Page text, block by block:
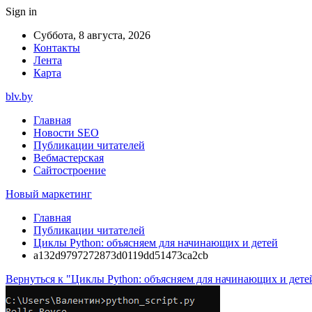
Sign in
Суббота, 8 августа, 2026
Контакты
Лента
Карта
blv.by
Главная
Новости SEO
Публикации читателей
Вебмастерская
Сайтостроение
Новый маркетинг
Главная
Публикации читателей
Циклы Python: объясняем для начинающих и детей
a132d9797272873d0119dd51473ca2cb
Вернуться к "Циклы Python: объясняем для начинающих и